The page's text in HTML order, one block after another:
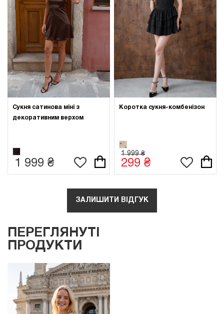
Сукня сатинова міні з
декоративним верхом
1 999 ₴
Коротка сукня-комбенізон
1 999 ₴
299 ₴
ЗАЛИШИТИ ВІДГУК
ПЕРЕГЛЯНУТІ
ПРОДУКТИ